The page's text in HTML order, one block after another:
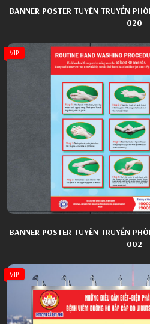
BANNER POSTER TUYÊN TRUYỀN
020
VIP
BANNER POSTER TUYÊN TRUYỀN
002
VIP